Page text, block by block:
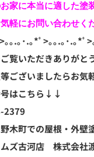
家に本当に適した塗
軽にお問い合わせく
｡｡.｡･.｡*ﾟ>｡｡.｡･.｡*ﾟ
覧いただきありがと
ございましたらお気
号はこちら↓↓
2379
木町での屋根・外壁
ズ古河店 株式会社